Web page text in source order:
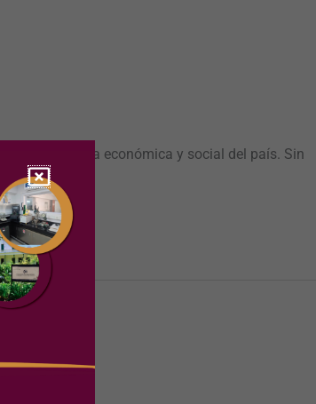
infraestructura económica y social del país. Sin
[…]